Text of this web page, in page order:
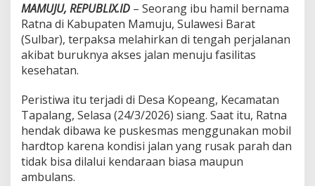
d
i
J
a
,
A
k
s
e
s
MAMUJU, REPUBLIX.ID – Seorang ibu hamil bernama
Ratna di Kabupaten Mamuju, Sulawesi Barat
(Sulbar), terpaksa melahirkan di tengah perjalanan
akibat buruknya akses jalan menuju fasilitas
kesehatan.
Peristiwa itu terjadi di Desa Kopeang, Kecamatan
Tapalang, Selasa (24/3/2026) siang. Saat itu, Ratna
hendak dibawa ke puskesmas menggunakan mobil
hardtop karena kondisi jalan yang rusak parah dan
tidak bisa dilalui kendaraan biasa maupun
ambulans.